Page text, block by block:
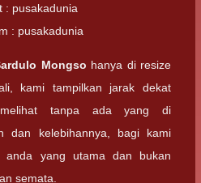
: pusakadunia
: pusakadunia
Mongso hanya di resize
kami tampilkan jarak dekat
tanpa ada yang di
dan kelebihannya, bagi kami
anda yang utama dan bukan
semata.